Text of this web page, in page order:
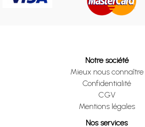
Notre société
Mieux nous connaître
Confidentialité
CGV
Mentions légales
Nos services